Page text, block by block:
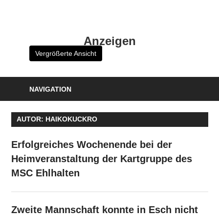
Anzeigen
Vergrößerte Ansicht
NAVIGATION
AUTOR: HAIKOKUCKRO
Erfolgreiches Wochenende bei der
Heimveranstaltung der Kartgruppe des
MSC Ehlhalten
Zweite Mannschaft konnte in Esch nicht